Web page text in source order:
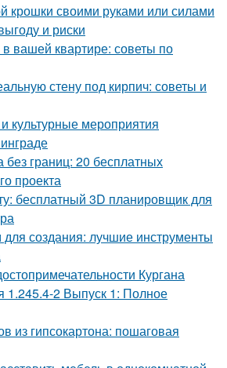
крошки своими руками или силами
и риски
в вашей квартире: советы по
стену под кирпич: советы и
культурные мероприятия
без границ: 20 бесплатных
проекта
бесплатный 3D планировщик для
создания: лучшие инструменты
Кургана
1.245.4-2 Выпуск 1: Полное
из гипсокартона: пошаговая